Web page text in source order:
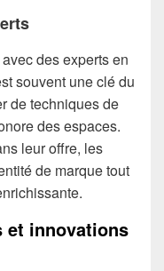
des experts en
souvent une clé du
de techniques de
des espaces.
leur offre, les
de marque tout
et innovations